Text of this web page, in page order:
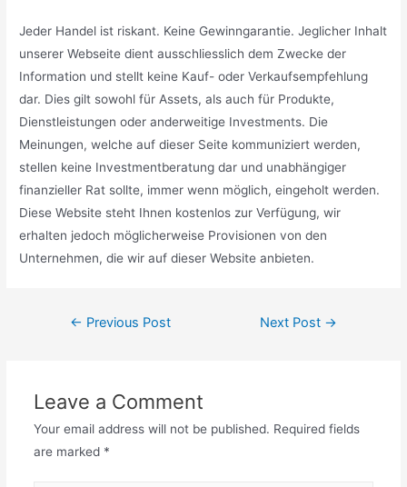
Jeder Handel ist riskant. Keine Gewinngarantie. Jeglicher Inhalt
unserer Webseite dient ausschliesslich dem Zwecke der
Information und stellt keine Kauf- oder Verkaufsempfehlung
dar. Dies gilt sowohl für Assets, als auch für Produkte,
Dienstleistungen oder anderweitige Investments. Die
Meinungen, welche auf dieser Seite kommuniziert werden,
stellen keine Investmentberatung dar und unabhängiger
finanzieller Rat sollte, immer wenn möglich, eingeholt werden.
Diese Website steht Ihnen kostenlos zur Verfügung, wir
erhalten jedoch möglicherweise Provisionen von den
Unternehmen, die wir auf dieser Website anbieten.
Post← Previous Post Next Post →
Leave a Comment
Your email address will not be published. Required fields
are marked *